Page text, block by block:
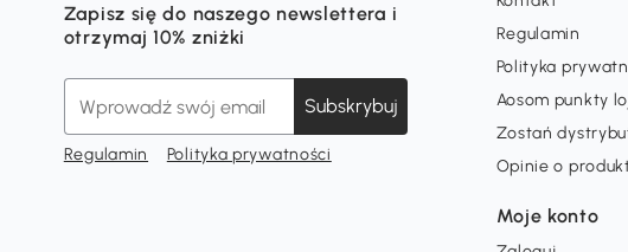
Zapisz się do naszego newslettera i
otrzymaj 10% zniżki
Subskrybuj
Regulamin Polityka prywatności
Regulamin
Polityka
Aosom punkty
Zostań
Opinie o
Moje konto